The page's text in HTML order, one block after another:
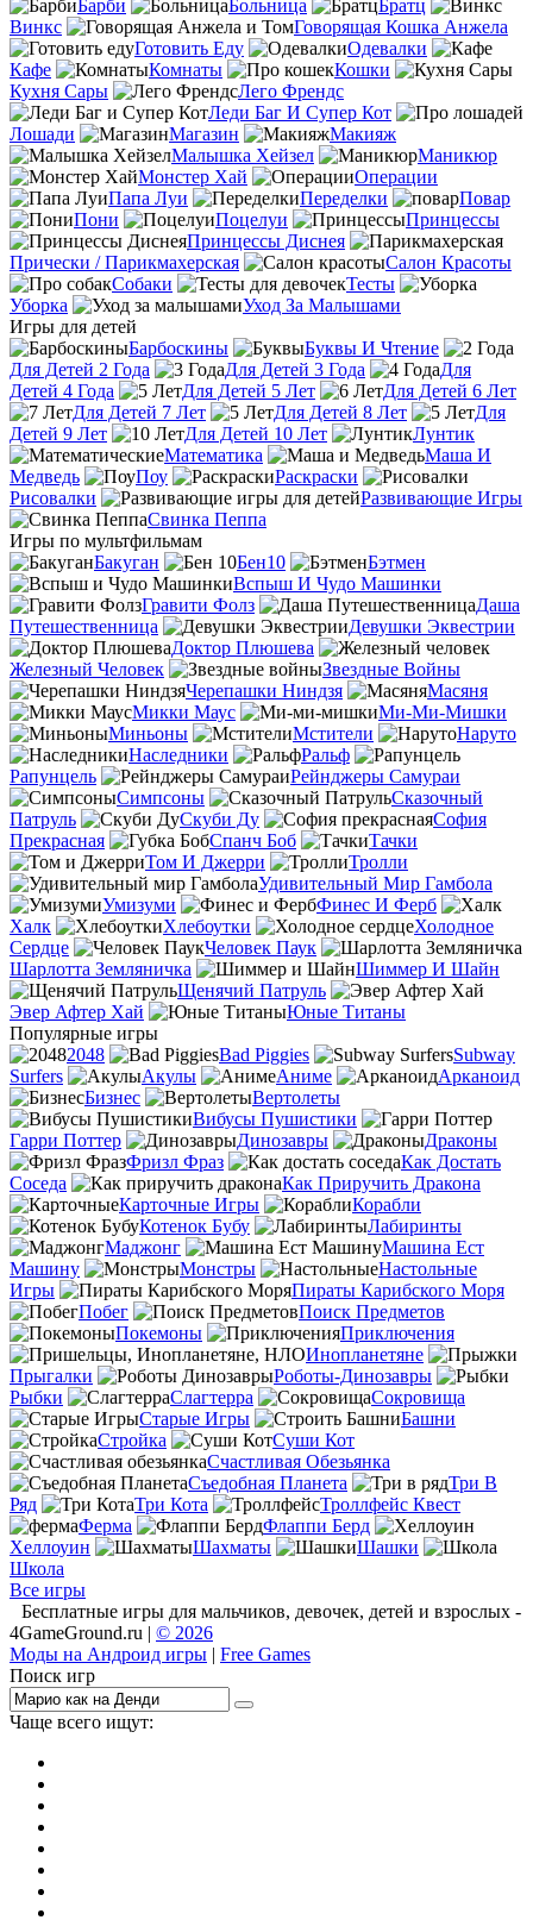
Барби
Больница
Братц
Винкс
Говорящая Кошка Анжела
Готовить Еду
Одевалки
Кафе
Комнаты
Кошки
Кухня Сары
Лего Френдс
Леди Баг И Супер Кот
Лошади
Магазин
Макияж
Малышка Хейзел
Маникюр
Монстер Хай
Операции
Папа Луи
Переделки
Повар
Пони
Поцелуи
Принцессы
Принцессы Диснея
Прически / Парикмахерская
Салон Красоты
Собаки
Тесты
Уборка
Уход За Малышами
Игры для детей
Барбоскины
Буквы И Чтение
Для Детей 2 Года
Для Детей 3 Года
Для
Детей 4 Года
Для Детей 5 Лет
Для Детей 6 Лет
Для Детей 7 Лет
Для Детей 8 Лет
Для
Детей 9 Лет
Для Детей 10 Лет
Лунтик
Математика
Маша И
Медведь
Поу
Раскраски
Рисовалки
Развивающие Игры
Свинка Пеппа
Игры по мультфильмам
Бакуган
Бен10
Бэтмен
Вспыш И Чудо Машинки
Гравити Фолз
Даша
Путешественница
Девушки Эквестрии
Доктор Плюшева
Железный Человек
Звездные Войны
Черепашки Ниндзя
Масяня
Микки Маус
Ми-Ми-Мишки
Миньоны
Мстители
Наруто
Наследники
Ральф
Рапунцель
Рейнджеры Самураи
Симпсоны
Сказочный
Патруль
Скуби Ду
София
Прекрасная
Спанч Боб
Тачки
Том И Джерри
Тролли
Удивительный Мир Гамбола
Умизуми
Финес И Ферб
Халк
Хлебоутки
Холодное
Сердце
Человек Паук
Шарлотта Земляничка
Шиммер И Шайн
Щенячий Патруль
Эвер Афтер Хай
Юные Титаны
Популярные игры
2048
Bad Piggies
Subway
Surfers
Акулы Аниме
Арканоид
Бизнес
Вертолеты
Вибусы Пушистики
Гарри Поттер
Динозавры
Драконы
Фризл Фраз
Как Достать
Соседа
Как Приручить Дракона
Карточные Игры
Корабли
Котенок Бубу
Лабиринты
Маджонг
Машина Ест
Машину
Монстры
Настольные
Игры
Пираты Карибского Моря
Побег
Поиск Предметов
Покемоны
Приключения
Инопланетяне
Прыгалки
Роботы-Динозавры
Рыбки
Слагтерра
Сокровища
Старые Игры
Башни
Стройка
Суши Кот
Счастливая Обезьянка
Съедобная Планета
Три В
Ряд
Три Кота
Троллфейс Квест
Ферма
Флаппи Берд
Хеллоуин
Шахматы
Шашки
Школа
Все игры
Бесплатные игры для мальчиков, девочек, детей и взрослых -
4GameGround.ru | © 2026
Моды на Андроид игры | Free Games
Поиск игр
Чаще всего ищут: